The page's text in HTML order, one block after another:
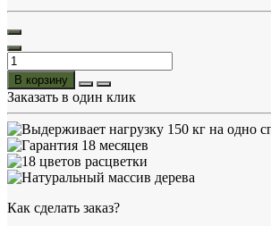
В корзину
Заказать в один клик
Как сделать заказ?